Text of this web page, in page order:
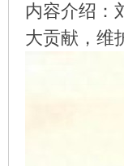
内容介绍：
大贡献，维